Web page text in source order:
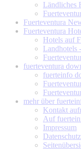
Ländliches
Fuerteventura
Fuerteventura
Hotels auf
Landhotels
fuerteventura
fuerteinfo
mehr über
Kontakt
Auf
Impressum